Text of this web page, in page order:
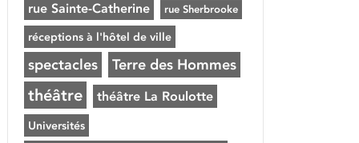
rue Sainte-Catherine rue Sherbrooke
réceptions à l'hôtel de ville
spectacles Terre des Hommes
théâtre théâtre La Roulotte
Universités